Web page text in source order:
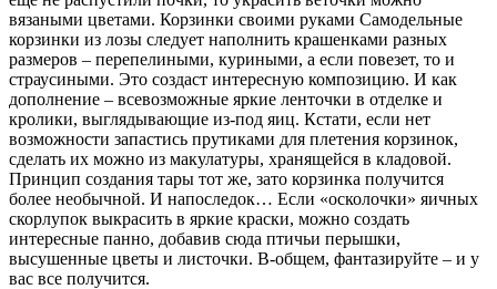
вязаными цветами. Корзинки своими руками Самодельные
корзинки из лозы следует наполнить крашенками разных
размеров – перепелиными, куриными, а если повезет, то и
страусиными. Это создаст интересную композицию. И как
дополнение – всевозможные яркие ленточки в отделке и
кролики, выглядывающие из-под яиц. Кстати, если нет
возможности запастись прутиками для плетения корзинок,
сделать их можно из макулатуры, хранящейся в кладовой.
Принцип создания тары тот же, зато корзинка получится
более необычной. И напоследок… Если «осколочки» яичных
скорлупок выкрасить в яркие краски, можно создать
интересные панно, добавив сюда птичьи перышки,
высушенные цветы и листочки. В-общем, фантазируйте – и у
вас все получится.